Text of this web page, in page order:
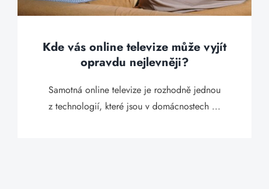
Kde vás online televize může vyjít
opravdu nejlevněji?
Samotná online televize je rozhodně jednou
z technologií, které jsou v domácnostech ...